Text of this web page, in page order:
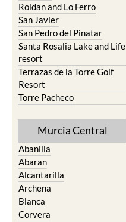
Roldan and Lo Ferro
San Javier
San Pedro del Pinatar
Santa Rosalia Lake and Life
resort
Terrazas de la Torre Golf
Resort
Torre Pacheco
Murcia Central
Abanilla
Abaran
Alcantarilla
Archena
Blanca
Corvera